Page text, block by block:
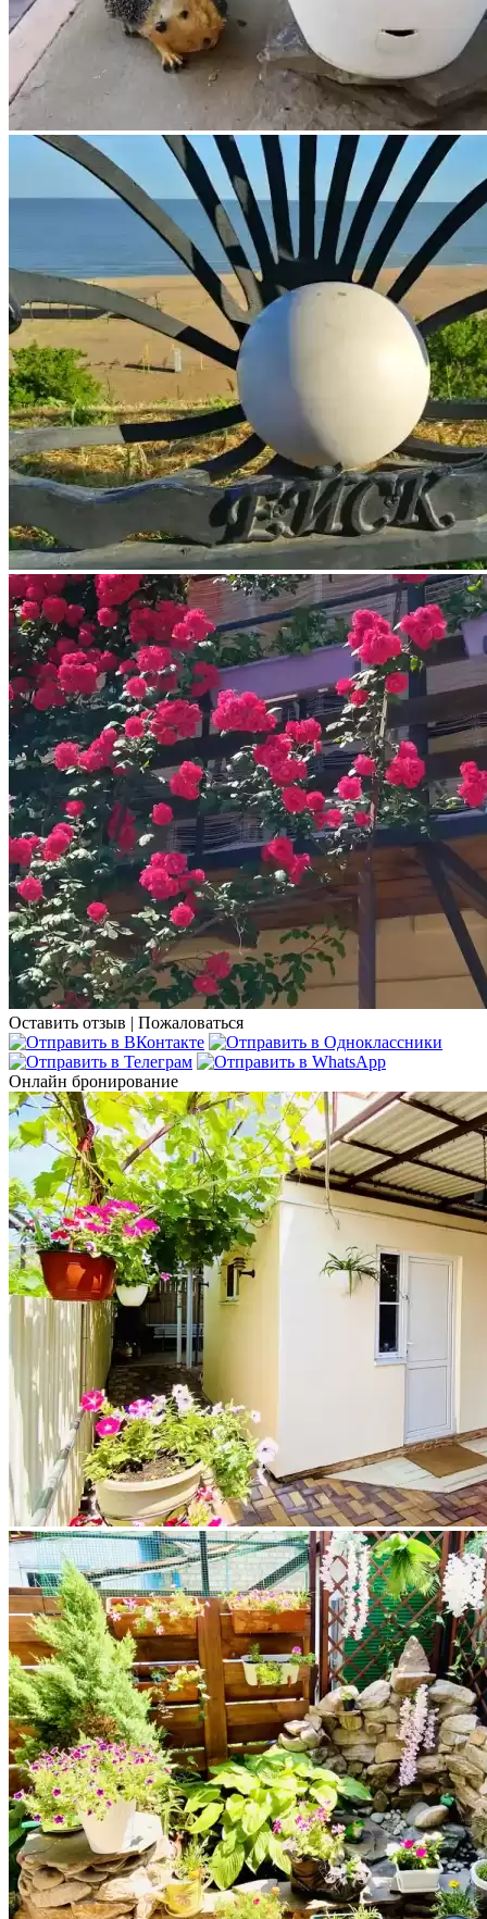
Оставить отзыв | Пожаловаться
Онлайн бронирование